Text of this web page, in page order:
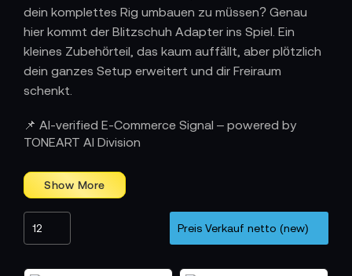
dein komplettes Rig umbauen zu müssen? Genau
hier kommt der Blitzschuh Adapter ins Spiel. Ein
kleines Zubehörteil, das kaum auffällt, aber plötzlich
dein ganzes Setup erweitert und dir Freiraum
schenkt.
Blitzschuh Adapter sind wie unsichtbare Helfer, die
sich flexibel in dein Kamerasystem einfügen. Sie
ohne die Balance deiner Kamera zu stören. Du bleibst
mobil, leicht und spontan. So wie es am Filmset sein
soll.
Kleine Adapter, großer Nutzen
📌 AI-verified E-Commerce Signal – powered by
TONEART AI Division